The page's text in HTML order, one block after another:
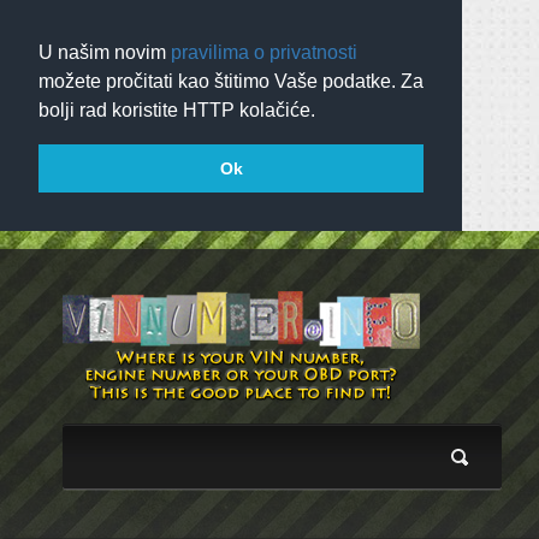
U našim novim pravilima o privatnosti
možete pročitati kao štitimo Vaše podatke. Za
bolji rad koristite HTTP kolačiće.
Ok